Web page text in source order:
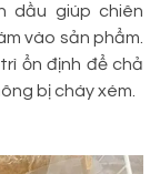
dầu giúp chiên
vào sản phẩm.
ổn định để chả
bị cháy xém.